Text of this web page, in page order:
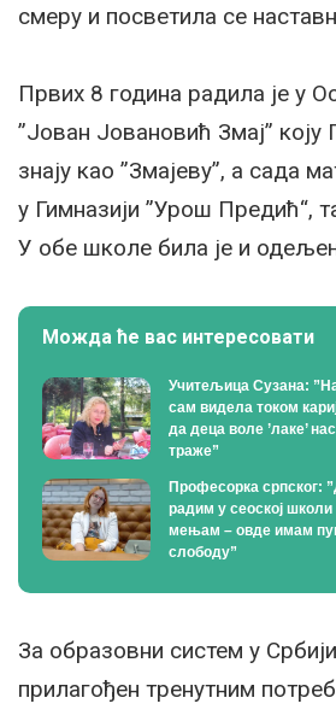
смеру и посветила се
Првих 8 година радила је у
”Јован Јовановић Змај”
знају као ”Змајеву”, а сада
у Гимназији ”Урош Предић“,
У обе школе била је и
Можда ће вас интересовати
Учитељица Сузана:
сам видела током
да деца воле ’лаке’
траже”
Професорка српског:
радим у сеоској
мењам – овде имам
слободу”
За образовни систем у
прилагођен тренутним